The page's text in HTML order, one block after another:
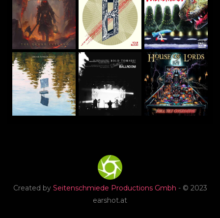
Created by Seitenschmiede Productions Gmbh - © 2023
earshot.at